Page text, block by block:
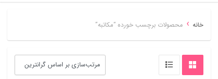
خانه › محصولات برچسب خورده “مکاتبه”